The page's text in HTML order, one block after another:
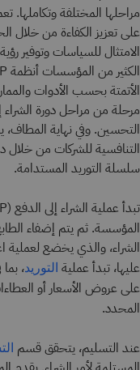
مراحلها المختلفة وتكاملها.
على تعزيز الكفاءة من خلال
الامتثال للسياسات وتوفير
الأتمتة بحسب الأدوات
مرحلة من مراحل دورة
التحسين. وفي نهاية المطاف،
التنافسية للشركات من خلال
سلسلة التوريد المستدامة.
تبدأ عملية الشراء إلى الدفع (P2P)
المؤسسة. ثم يتم إضفاء
الشراء، والذي يخضع لعملية
عليها، تبدأ عملية التوريد،
على عروض الأسعار أو
المحدد.
عند التسليم، يتحقق قسم